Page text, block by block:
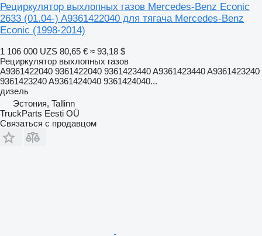
Рециркулятор выхлопных газов Mercedes-Benz Econic
2633 (01.04-) A9361422040 для тягача Mercedes-Benz
Econic (1998-2014)
1 106 000 UZS 80,65 € ≈ 93,18 $
Рециркулятор выхлопных газов
A9361422040 9361422040 9361423440 A9361423440 A9361423240
9361423240 A9361424040 9361424040...
дизель
Эстония, Tallinn
TruckParts Eesti OÜ
Связаться с продавцом